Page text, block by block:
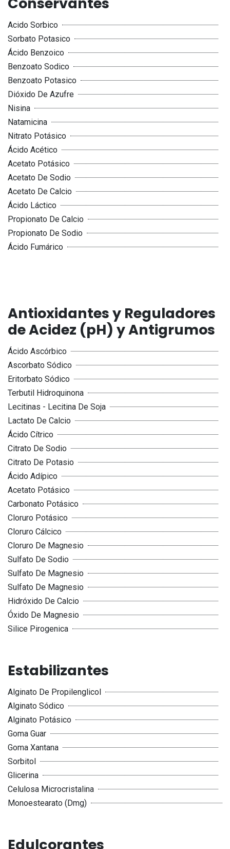
Acido Sorbico
Sorbato Potasico
Ácido Benzoico
Benzoato Sodico
Benzoato Potasico
Dióxido De Azufre
Nisina
Natamicina
Nitrato Potásico
Ácido Acético
Acetato Potásico
Acetato De Sodio
Acetato De Calcio
Ácido Láctico
Propionato De Calcio
Propionato De Sodio
Ácido Fumárico
Antioxidantes y Reguladores
de Acidez (pH) y Antigrumos
Ácido Ascórbico
Ascorbato Sódico
Eritorbato Sódico
Terbutil Hidroquinona
Lecitinas - Lecitina De Soja
Lactato De Calcio
Ácido Cítrico
Citrato De Sodio
Citrato De Potasio
Ácido Adípico
Acetato Potásico
Carbonato Potásico
Cloruro Potásico
Cloruro Cálcico
Cloruro De Magnesio
Sulfato De Sodio
Sulfato De Magnesio
Sulfato De Magnesio
Hidróxido De Calcio
Óxido De Magnesio
Silice Pirogenica
Estabilizantes
Alginato De Propilenglicol
Alginato Sódico
Alginato Potásico
Goma Guar
Goma Xantana
Sorbitol
Glicerina
Celulosa Microcristalina
Monoestearato (Dmg)
Edulcorantes